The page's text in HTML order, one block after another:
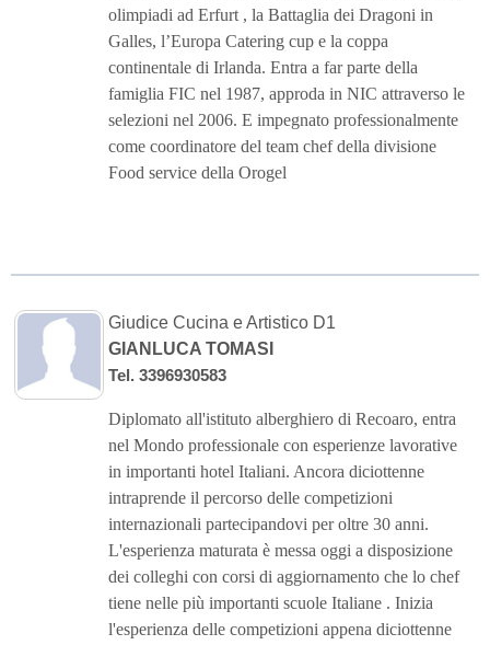
olimpiadi ad Erfurt , la Battaglia dei Dragoni in
Galles, l’Europa Catering cup e la coppa
continentale di Irlanda. Entra a far parte della
famiglia FIC nel 1987, approda in NIC attraverso le
selezioni nel 2006. E impegnato professionalmente
come coordinatore del team chef della divisione
Food service della Orogel
Giudice Cucina e Artistico D1
GIANLUCA TOMASI
Tel. 3396930583
Diplomato all'istituto alberghiero di Recoaro, entra
nel Mondo professionale con esperienze lavorative
in importanti hotel Italiani. Ancora diciottenne
intraprende il percorso delle competizioni
internazionali partecipandovi per oltre 30 anni.
L'esperienza maturata è messa oggi a disposizione
dei colleghi con corsi di aggiornamento che lo chef
tiene nelle più importanti scuole Italiane . Inizia
l'esperienza delle competizioni appena diciottenne